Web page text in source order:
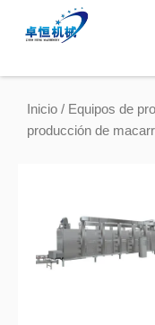
Inicio / Equipos de
producción de